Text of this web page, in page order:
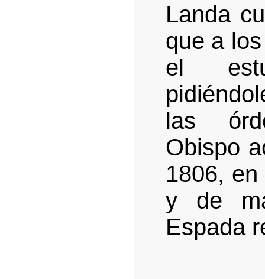
Landa
que a
el
las
Obispo
1806,
y de
Espada